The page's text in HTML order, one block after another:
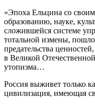
«Эпоха Ельцина со
образованию, науке,
сложившейся системе
тотальной измены,
предательства
в Великой
утопизма…
Россия выживет только
цивилизация, имеющая